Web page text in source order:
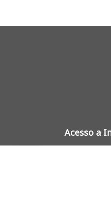
Acesso a